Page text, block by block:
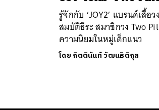
รู้จักกับ ‘JOY2’ แบรนด์เสื้อ
สมบัติธีระ สมาชิกวง Two
ความนิยมในหมู่เด็กแนว
โดย กิตตินันท์ วัฒนธิติกุล